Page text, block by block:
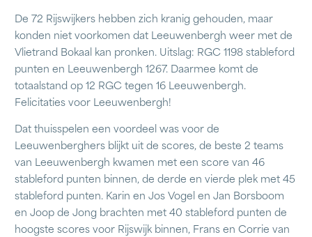
De 72 Rijswijkers hebben zich kranig gehouden, maar
konden niet voorkomen dat Leeuwenbergh weer met de
Vlietrand Bokaal kan pronken. Uitslag: RGC 1198 stableford
punten en Leeuwenbergh 1267. Daarmee komt de
totaalstand op 12 RGC tegen 16 Leeuwenbergh.
Felicitaties voor Leeuwenbergh!
Dat thuisspelen een voordeel was voor de
Leeuwenberghers blijkt uit de scores, de beste 2 teams
van Leeuwenbergh kwamen met een score van 46
stableford punten binnen, de derde en vierde plek met 45
stableford punten. Karin en Jos Vogel en Jan Borsboom
en Joop de Jong brachten met 40 stableford punten de
hoogste scores voor Rijswijk binnen, Frans en Corrie van